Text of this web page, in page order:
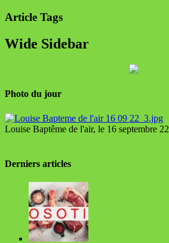
Article Tags
Wide Sidebar
Photo du jour
Louise Baptême de l'air, le 16 septembre 22
Derniers articles